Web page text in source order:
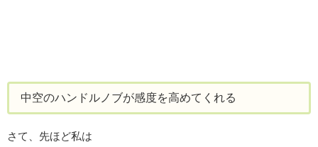
中空のハンドルノブが感度を高めてくれる
さて、先ほど私は